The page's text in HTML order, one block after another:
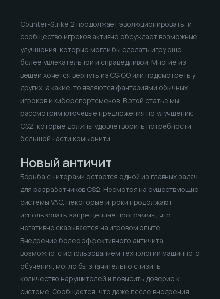
Counter-Strike 2 продолжает эволюционировать, и
сообщество игроков активно обсуждает возможные
улучшения, которые могли бы сделать игру еще
более увлекательной и справедливой. Многие из
вещей хочется вернуть из CS:GO или подсмотреть у
других, а какие-то являются фантазиями обычных
игроков и киберспортсменов. В этой статье мы
рассмотрим ключевые предложения по улучшению
CS2, которые должны удовлетворить потребности
большей части комьюнити.
Новый античит
Борьба с читерами остается одной из главных задач
для разработчиков CS2. Несмотря на существующие
системы VAC, некоторые игроки продолжают
использовать запрещенные программы, что
негативно сказывается на игровом опыте.
Внедрение более эффективного античита,
возможно, с использованием технологий машинного
обучения, могло бы значительно снизить
количество нарушителей и повысить доверие к
системе. Сообщается, что даже после внедрения